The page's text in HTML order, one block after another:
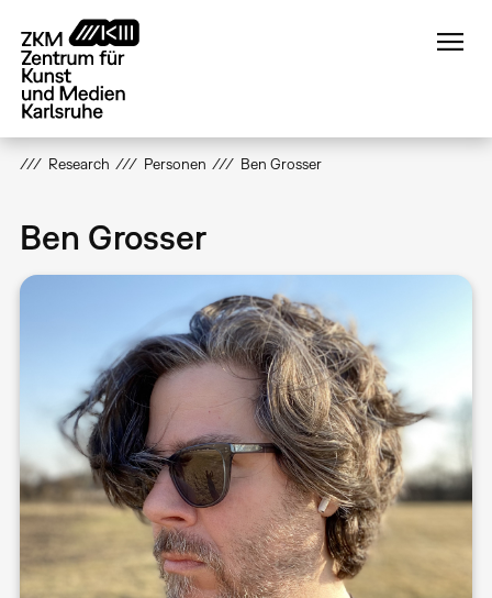
zum
Inhalt
Research Personen Ben Grosser
Ben Grosser